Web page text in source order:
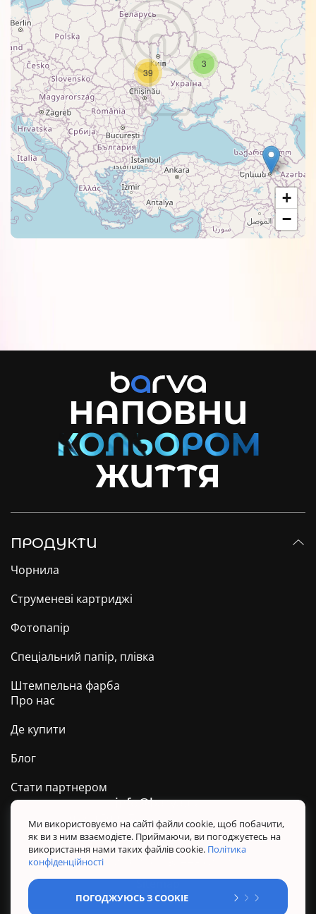
3
39
+
−
НАПОВНИ
ЖИТТЯ
ПРОДУКТИ
Чорнила
Струменеві картриджі
Фотопапір
Спеціальний папір, плівка
Штемпельна фарба
Про нас
Де купити
Блог
Стати партнером
Техпідтримка ТМ BARVA
Політика конфіденційності
Правила користування сайтом
Sitemap
info@barva.ua
Ми використовуємо на сайті файли cookie, щоб побачити,
як ви з ним взаємодієте. Приймаючи, ви погоджуєтесь на
використання нами таких файлів cookie. Політика
конфіденційності
ПОГОДЖУЮСЬ З COOKIE